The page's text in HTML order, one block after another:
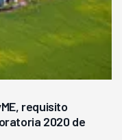
requisito
2020 de